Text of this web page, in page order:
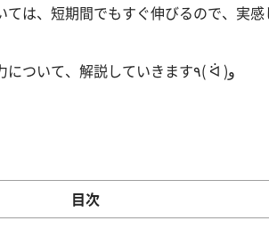
ては、短期間でもすぐ伸びるので、実
今回は、そんな筋力について、解説していきます٩( ᐛ )و
目次